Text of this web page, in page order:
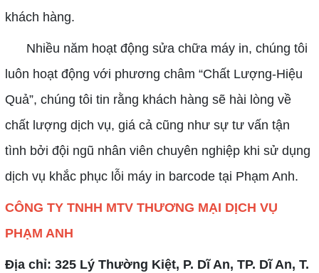
khách hàng.
Nhiều năm hoạt động sửa chữa máy in, chúng tôi
luôn hoạt động với phương châm “Chất Lượng-Hiệu
Quả”, chúng tôi tin rằng khách hàng sẽ hài lòng về
chất lượng dịch vụ, giá cả cũng như sự tư vấn tận
tình bởi đội ngũ nhân viên chuyên nghiệp khi sử dụng
dịch vụ khắc phục lỗi máy in barcode tại Phạm Anh.
CÔNG TY TNHH MTV THƯƠNG MẠI DỊCH VỤ
PHẠM ANH
Địa chỉ: 325 Lý Thường Kiệt, P. Dĩ An, TP. Dĩ An, T.